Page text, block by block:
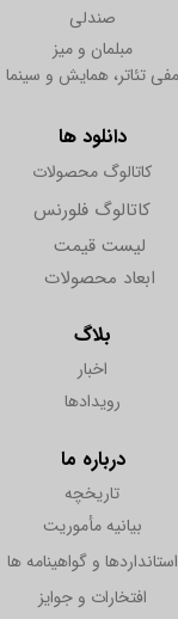
صندلی
مبلمان و میز
تئاتر، همایش و سینما
دانلود ها
کاتالوگ محصولات
کاتالوگ فلورنس
بلاگ
اخبار
رویدادها
درباره ما
تاریخچه
بیانیه مأموریت
استانداردها و گواهینامه ها
افتخارات و جوایز
ابعاد محصولات
لیست قیمت